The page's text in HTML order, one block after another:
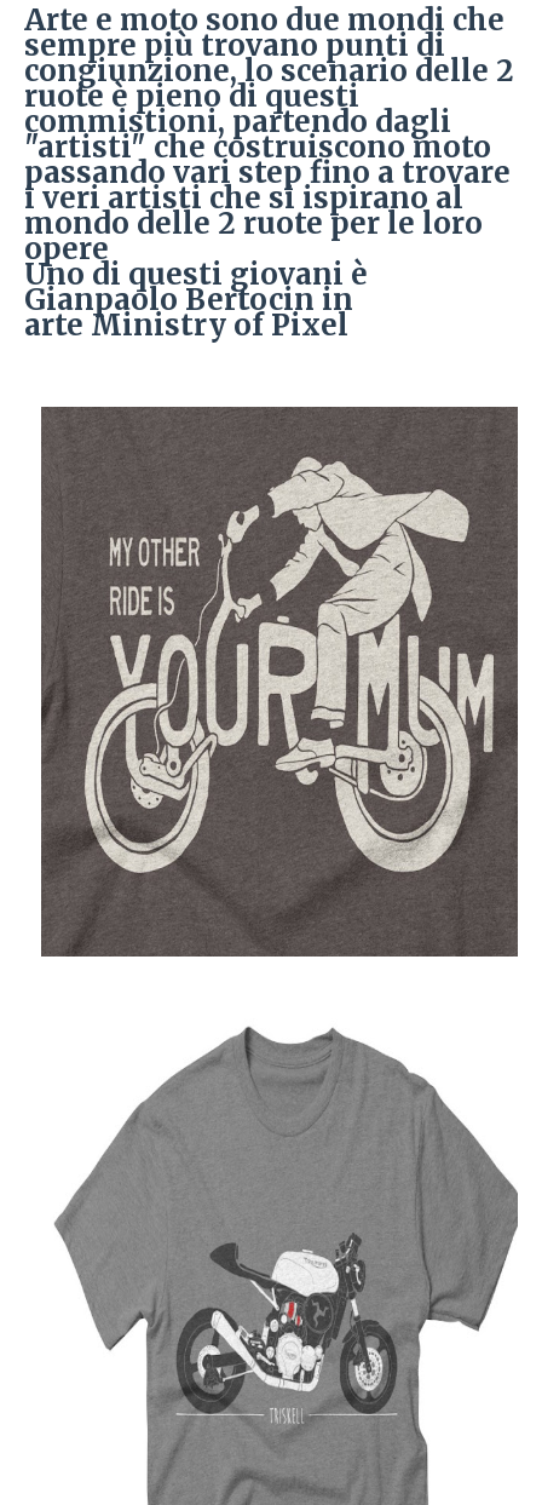
Arte e moto sono due mondi che
sempre più trovano punti di
congiunzione, lo scenario delle 2
ruote è pieno di questi
commistioni, partendo dagli
"artisti" che costruiscono moto
passando vari step fino a trovare
i veri artisti che si ispirano al
mondo delle 2 ruote per le loro
opere
Uno di questi giovani è
Gianpaolo Bertocin in
arte Ministry of Pixel